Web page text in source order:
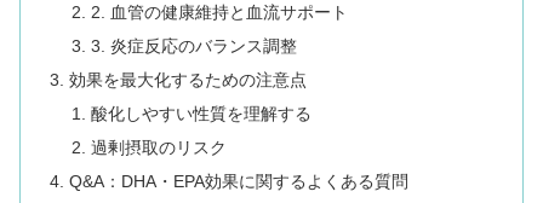
2. 血管の健康維持と血流サポート
3. 炎症反応のバランス調整
効果を最大化するための注意点
酸化しやすい性質を理解する
過剰摂取のリスク
Q&A：DHA・EPA効果に関するよくある質問